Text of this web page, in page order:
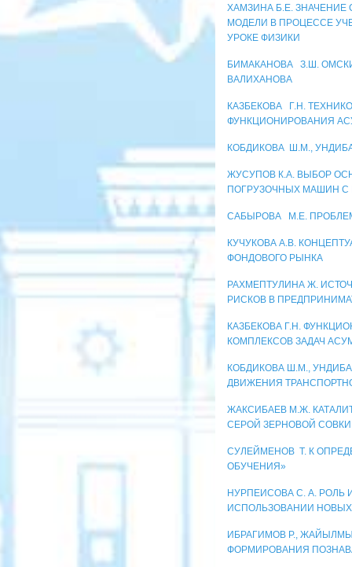
ХАМЗИНА Б.Е.
МОДЕЛИ В ПРОЦЕССЕ
УРОКЕ ФИЗИКИ
БИМАКАНОВА З.Ш.
ВАЛИХАНОВА
КАЗБЕКОВА Г.Н.
ФУНКЦИОНИРОВАНИЯ
КОБДИКОВА Ш.М.,
ЖУСУПОВ К.А. ВЫБОР
ПОГРУЗОЧНЫХ МАШИН С
САБЫРОВА М.Е.
КУЧУКОВА А.В.
ФОНДОВОГО РЫНКА
РАХМЕПТУЛИНА Ж.
РИСКОВ В
КАЗБЕКОВА Г.Н.
КОМПЛЕКСОВ ЗАДАЧ
КОБДИКОВА Ш.М.,
ДВИЖЕНИЯ
ЖАКСИБАЕВ М.Ж.
СЕРОЙ ЗЕРНОВОЙ СОВКИ
СУЛЕЙМЕНОВ Т. К
ОБУЧЕНИЯ»
НУРПЕИСОВА С. А. РОЛЬ
ИСПОЛЬЗОВАНИИ
ИБРАГИМОВ Р.,
ФОРМИРОВАНИЯ